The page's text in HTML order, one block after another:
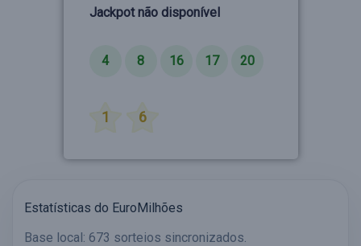
Jackpot não disponível
4 8 16 17 20
1 6
Estatísticas do EuroMilhões
Base local: 673 sorteios sincronizados.